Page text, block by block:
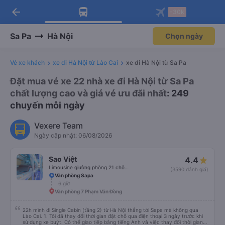
Tải app Vexere ngay!
Nhận ưu đãi thành viên độc
Mở app
Tải app Vexere
-30k/ghế khi đặt vé máy bay qua
Mở app
arrow_back
Sa Pa Hà Nội Chọn ngày
Vé xe khách xe đi Hà Nội từ Lào Cai xe đi Hà Nội từ Sa Pa
Đặt mua vé xe 22 nhà xe đi Hà Nội từ Sa Pa
chất lượng cao và giá vé ưu đãi nhất: 249
chuyến mỗi ngày
Vexere Team
Ngày cập nhật: 06/08/2026
Sao Việt 4.4
(3590 đánh giá)
Văn phòng Sapa
6 giờ
Văn phòng 7 Phạm Văn Đồng
22h mình đi Single Cabin (tầng 2) từ Hà Nội thẳng tới Sapa mà không qua
Lào Cai. 1. Tôi đã thay đổi thời gian đặt chỗ qua điện thoại 3 ngày trước khi
sử dụng xe buýt. Có thể giao tiếp bằng tiếng Anh và việc thay đổi thời gian